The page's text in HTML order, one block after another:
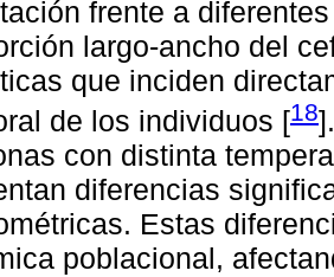
frente a
largo-ancho del
que inciden
de los individuos [18
con distinta
diferencias
Estas
poblacional,